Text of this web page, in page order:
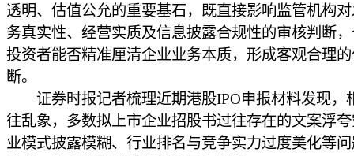
透明、估值公允的重要基石，既直接影响监管机构
务真实性、经营实质及信息披露合规性的审核判断
投资者能否精准厘清企业业务本质，形成客观合理
断。
证券时报记者梳理近期港股IPO申报材料发现，
往乱象，多数拟上市企业招股书过往存在的文案浮
业模式披露模糊、行业排名与竞争实力过度美化等